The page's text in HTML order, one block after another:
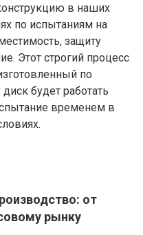
в наших
по испытаниям на
защиту
Этот строгий процесс
по
будет работать
временем в
от
рынку